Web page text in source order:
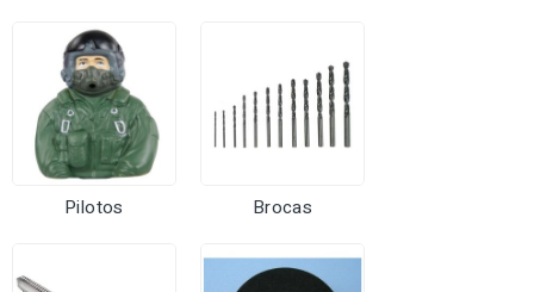
Pilotos Brocas